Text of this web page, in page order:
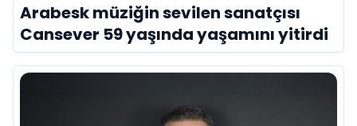
Arabesk müziğin sevilen sanatçısı
Cansever 59 yaşında yaşamını yitirdi